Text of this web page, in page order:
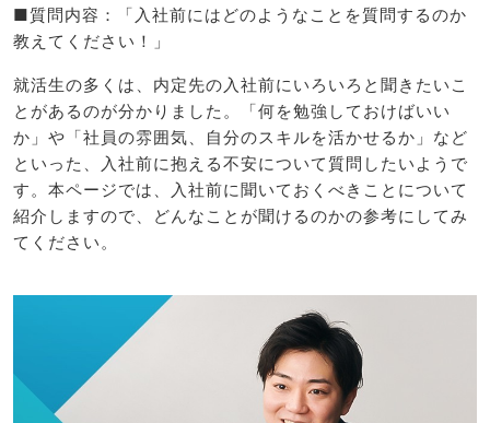
■質問内容：「入社前にはどのようなことを質問するのか
教えてください！」
就活生の多くは、内定先の入社前にいろいろと聞きたいこ
とがあるのが分かりました。「何を勉強しておけばいい
か」や「社員の雰囲気、自分のスキルを活かせるか」など
といった、入社前に抱える不安について質問したいようで
す。本ページでは、入社前に聞いておくべきことについて
紹介しますので、どんなことが聞けるのかの参考にしてみ
てください。